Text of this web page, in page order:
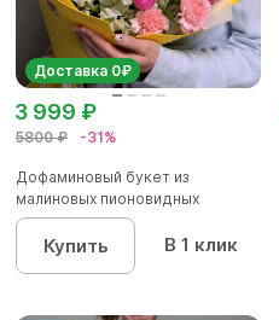
Доставка 0₽
5800 ₽ -31%
3 999 ₽
Дофаминовый букет из
малиновых пионовидных
кустовых роз...
Купить В 1 клик